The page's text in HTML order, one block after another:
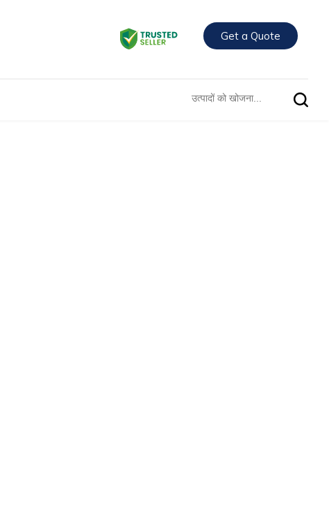
Get a Quote